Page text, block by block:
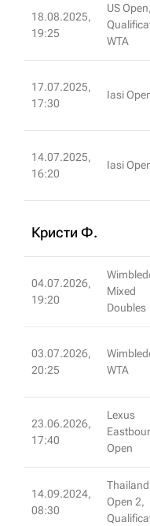
18.08.2025,
19:25
US Open,
WTA
17.07.2025,
17:30
Iasi
14.07.2025,
16:20
Iasi
Кристи Ф.
04.07.2026,
19:20
Mixed
Doubles
03.07.2026,
20:25
WTA
23.06.2026,
17:40
Lexus
Open
14.09.2024,
08:30
Thailand
Open 2,